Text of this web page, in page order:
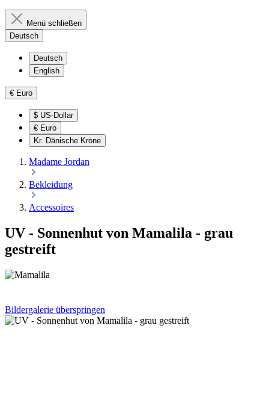
Menü schließen
Deutsch
Deutsch
English
€ Euro
$ US-Dollar
€ Euro
Kr. Dänische Krone
Madame Jordan
Bekleidung
Accessoires
UV - Sonnenhut von Mamalila - grau
gestreift
Bildergalerie überspringen